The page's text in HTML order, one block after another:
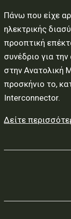
Πάνω που είχε
ηλεκτρικής
προοπτική
συνέδριο για
στην Ανατολική
προσκήνιο το,
Interconnector.
Δείτε